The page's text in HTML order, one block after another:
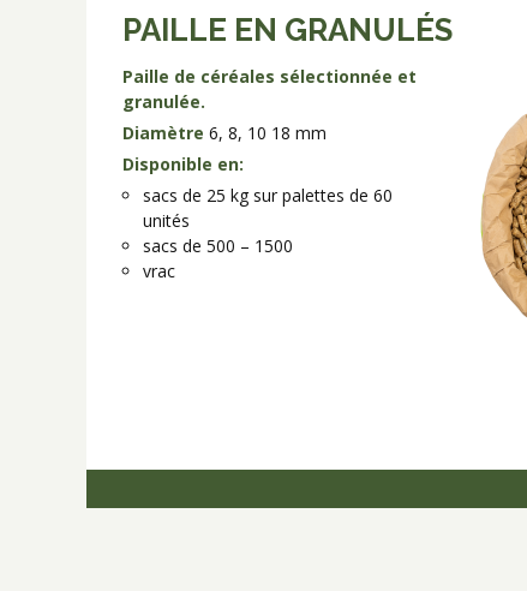
PAILLE EN GRANULÉS
Paille de céréales sélectionnée et
granulée.
Diamètre 6, 8, 10 18 mm
Disponible en:
sacs de 25 kg sur palettes de 60
unités
sacs de 500 – 1500
vrac